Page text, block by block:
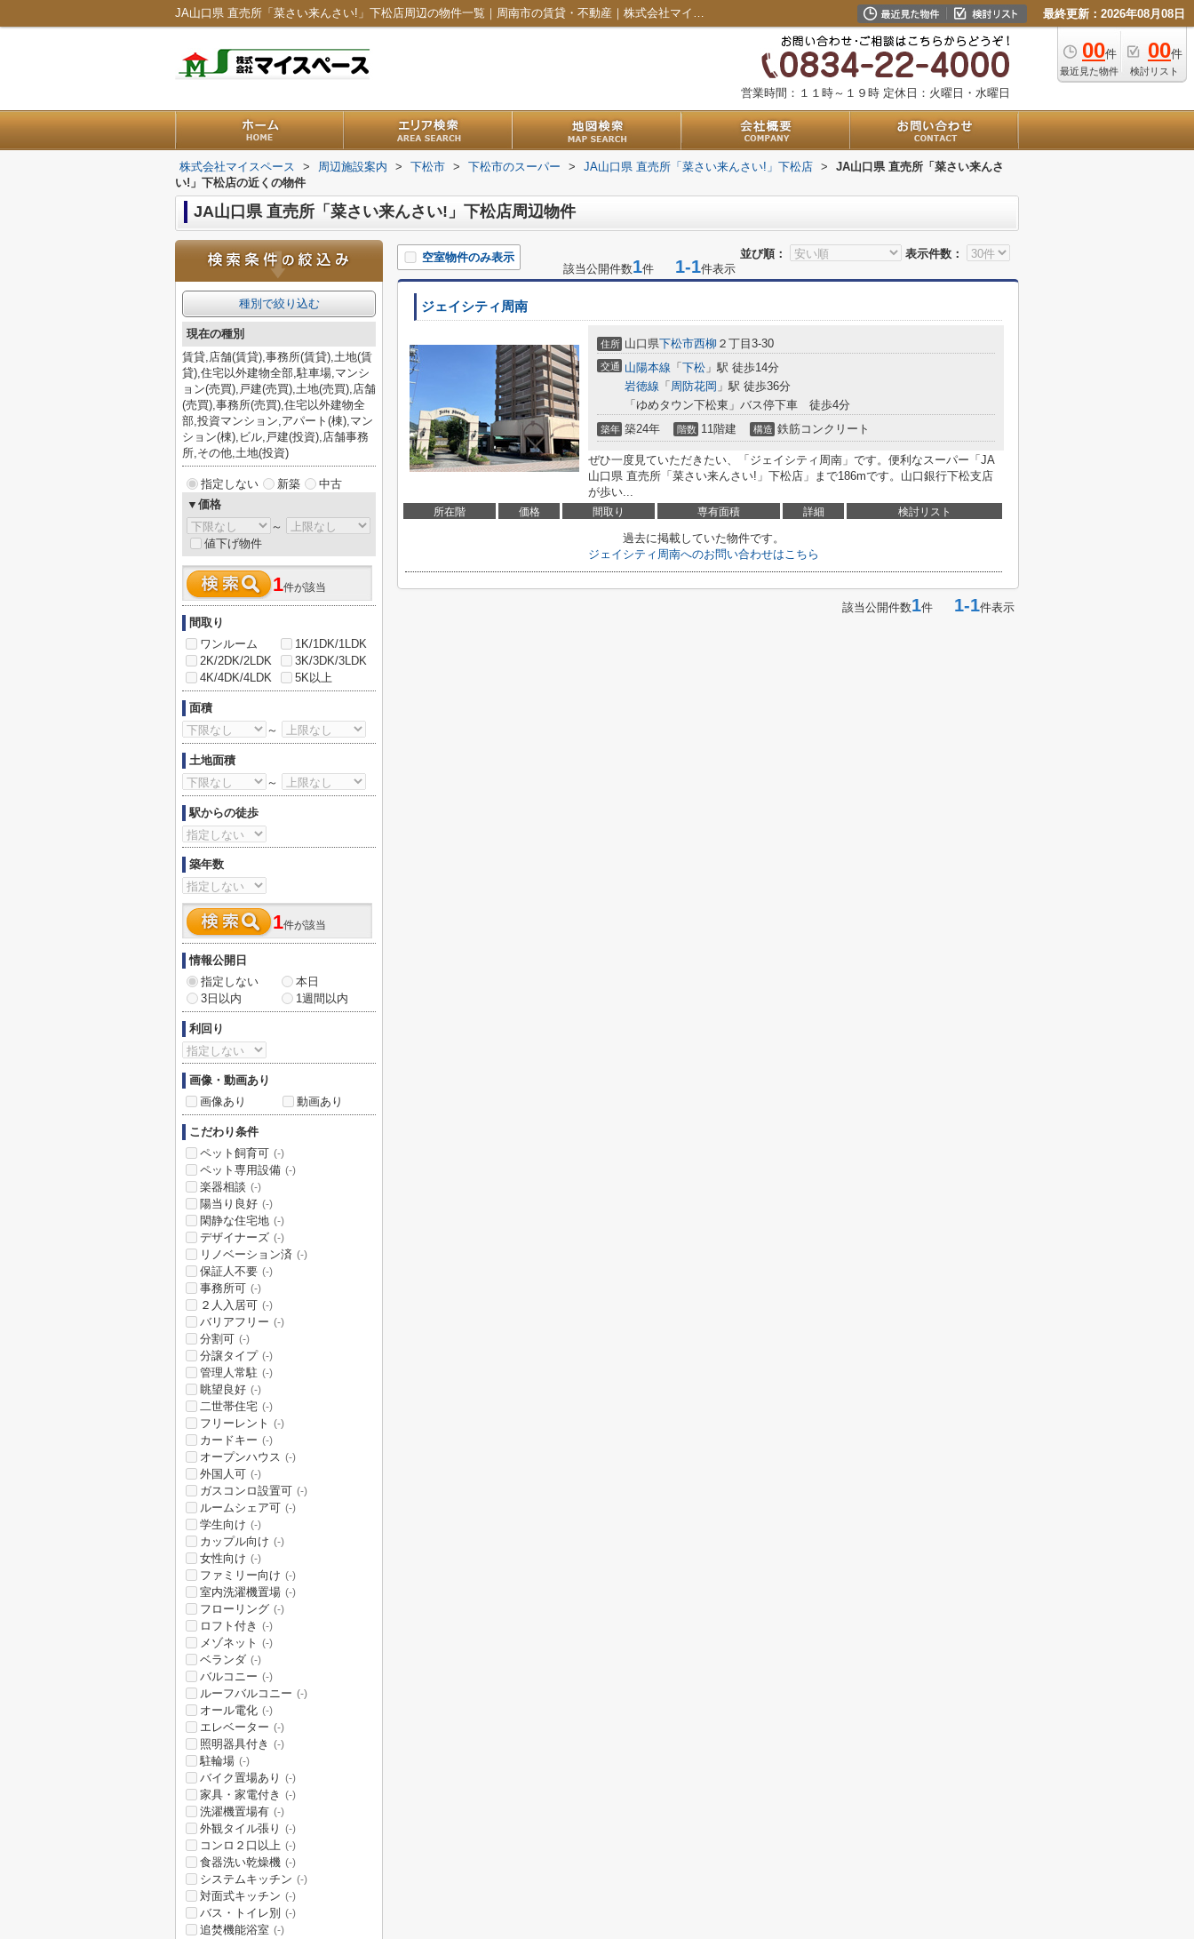
JA山口県 直売所「菜さい来んさい!」下松店周辺の物件一覧｜周南市の賃貸・不動産｜株式会社マイスペース 最終更新：2026年08月08日
00件
最近見た物件
00件
検討リスト
営業時間：１１時～１９時 定休日：火曜日・水曜日
株式会社マイスペース > 周辺施設案内 > 下松市 > 下松市のスーパー > JA山口県 直売所「菜さい来んさい!」下松店 >
JA山口県 直売所「菜さい来んさ
い!」下松店の近くの物件
JA山口県 直売所「菜さい来んさい!」下松店周辺物件
並び順： 表示件数：
空室物件のみ表示
該当公開件数1件 1-1件表示
ジェイシティ周南
住所 山口県下松市西柳 ２丁目3-30
交通 山陽本線 「 下松 」駅 徒歩14分
岩徳線 「 周防花岡 」駅 徒歩36分
「ゆめタウン下松東」バス停下車 徒歩4分
築年 築24年 階数 11階建 構造 鉄筋コンクリート
ぜひ一度見ていただきたい、「ジェイシティ周南」です。便利なスーパー「JA
山口県 直売所「菜さい来んさい!」下松店」まで186mです。山口銀行下松支店
が歩い...
所在階 価格 間取り 専有面積 詳細 検討リスト
過去に掲載していた物件です。
ジェイシティ周南へのお問い合わせはこちら
該当公開件数1件 1-1件表示
種別で絞り込む
現在の種別
賃貸,店舗(賃貸),事務所(賃貸),土地(賃
貸),住宅以外建物全部,駐車場,マンシ
ョン(売買),戸建(売買),土地(売買),店舗
(売買),事務所(売買),住宅以外建物全
部,投資マンション,アパート(棟),マン
ション(棟),ビル,戸建(投資),店舗事務
所,その他,土地(投資)
指定しない 新築
中古
▼価格
～
値下げ物件
1件が該当
間取り
ワンルーム
1K/1DK/1LDK
2K/2DK/2LDK
3K/3DK/3LDK
4K/4DK/4LDK
5K以上
面積
～
土地面積
～
駅からの徒歩
築年数
1件が該当
情報公開日
指定しない
本日
3日以内
1週間以内
利回り
画像・動画あり
画像あり
動画あり
こだわり条件
ペット飼育可 (-)
ペット専用設備 (-)
楽器相談 (-)
陽当り良好 (-)
閑静な住宅地 (-)
デザイナーズ (-)
リノベーション済 (-)
保証人不要 (-)
事務所可 (-)
２人入居可 (-)
バリアフリー (-)
分割可 (-)
分譲タイプ (-)
管理人常駐 (-)
眺望良好 (-)
二世帯住宅 (-)
フリーレント (-)
カードキー (-)
オープンハウス (-)
外国人可 (-)
ガスコンロ設置可 (-)
ルームシェア可 (-)
学生向け (-)
カップル向け (-)
女性向け (-)
ファミリー向け (-)
室内洗濯機置場 (-)
フローリング (-)
ロフト付き (-)
メゾネット (-)
ベランダ (-)
バルコニー (-)
ルーフバルコニー (-)
オール電化 (-)
エレベーター (-)
照明器具付き (-)
駐輪場 (-)
バイク置場あり (-)
家具・家電付き (-)
洗濯機置場有 (-)
外観タイル張り (-)
コンロ２口以上 (-)
食器洗い乾燥機 (-)
システムキッチン (-)
対面式キッチン (-)
バス・トイレ別 (-)
追焚機能浴室 (-)